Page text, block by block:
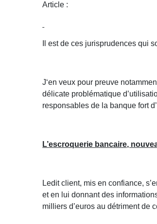
Article :
Il est de ces jurisprudences qui
J‘en veux pour preuve
délicate problématique
responsables de la banque fort
L’escroquerie bancaire,
Ledit client, mis en confiance,
et en lui donnant des
milliers d’euros au détriment de